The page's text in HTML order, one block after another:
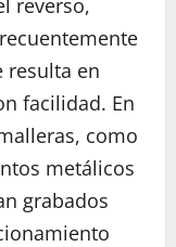
resulta en
facilidad. En
como
metálicos
grabados